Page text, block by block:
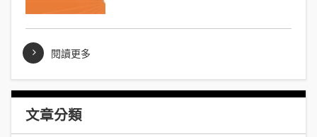
閱讀更多
文章分類